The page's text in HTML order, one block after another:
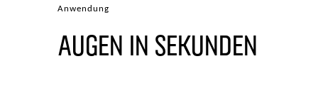
Anwendung
AUGEN IN SEKUNDEN